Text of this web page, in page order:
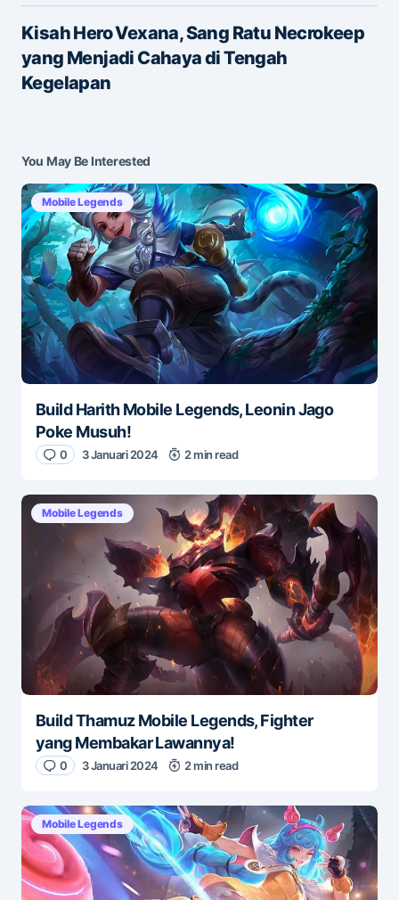
Save my name and e-mail in this browser for the
next time I comment.
Kisah Hero Vexana, Sang Ratu Necrokeep
yang Menjadi Cahaya di Tengah
Kegelapan
You May Be Interested
Mobile Legends
Build Harith Mobile Legends, Leonin Jago
Poke Musuh!
0 3 Januari 2024 2 min read
Mobile Legends
Build Thamuz Mobile Legends, Fighter
yang Membakar Lawannya!
0 3 Januari 2024 2 min read
Mobile Legends